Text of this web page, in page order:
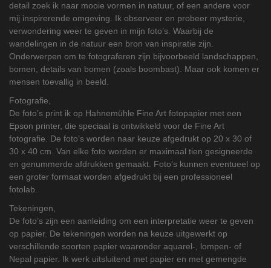
detail zoek ik naar mooie vormen in natuur, of een andere voor
mij inspirerende omgeving. Ik observeer en probeer mysterie,
verwondering weer te geven in mijn foto’s. Waarbij de
wandelingen in de natuur een bron van inspiratie zijn.
Onderwerpen om te fotograferen zijn bijvoorbeeld landschappen,
bomen, details van bomen (zoals boombast). Maar ook komen er
mensen toevallig in beeld.
Fotografie,
De foto’s print ik op Hahnemühle Fine Art fotopapier met een
Epson printer, die speciaal is ontwikkeld voor de Fine Art
fotografie. De foto’s worden naar keuze afgedrukt op 20 x 30 of
30 x 40 cm. Van elke foto worden er maximaal tien gesigneerde
en genummerde afdrukken gemaakt. Foto’s kunnen eventueel op
een groter formaat worden afgedrukt bij een professioneel
fotolab.
Tekeningen,
De foto’s zijn een aanleiding om een interpretatie weer te geven
op papier. De tekeningen worden na keuze uitgewerkt op
verschillende soorten papier waaronder aquarel-, lompen- of
Nepal papier. Ik werk uitsluitend met papier en met gemengde